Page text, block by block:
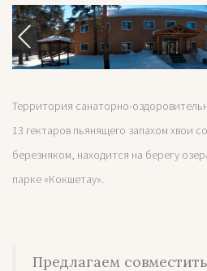
Территория санаторно-
13 гектаров пьянящего запахом хвои
березняком, находится на берегу
парке «Кокшетау».
Предлагаем